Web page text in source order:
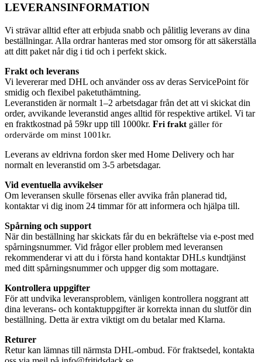
LEVERANSINFORMATION
Vi strävar alltid efter att erbjuda snabb och pålitlig leverans av dina
beställningar. Alla ordrar hanteras med stor omsorg för att säkerställa
att ditt paket når dig i tid och i perfekt skick.
Frakt och leverans
Vi levererar med DHL och använder oss av deras ServicePoint för
smidig och flexibel paketuthämtning.
Leveranstiden är normalt 1–2 arbetsdagar från det att vi skickat din
order, avvikande leveranstid anges alltid för respektive artikel. Vi tar
en fraktkostnad på 59kr upp till 1000kr. Fri frakt gäller för
ordervärde om minst 1001kr.
Leverans av eldrivna fordon sker med Home Delivery och har
normalt en leveranstid om 3-5 arbetsdagar.
Vid eventuella avvikelser
Om leveransen skulle försenas eller avvika från planerad tid,
kontaktar vi dig inom 24 timmar för att informera och hjälpa till.
Spårning och support
När din beställning har skickats får du en bekräftelse via e-post med
spårningsnummer. Vid frågor eller problem med leveransen
rekommenderar vi att du i första hand kontaktar DHLs kundtjänst
med ditt spårningsnummer och uppger dig som mottagare.
Kontrollera uppgifter
För att undvika leveransproblem, vänligen kontrollera noggrant att
dina leverans- och kontaktuppgifter är korrekta innan du slutför din
beställning. Detta är extra viktigt om du betalar med Klarna.
Returer
Retur kan lämnas till närmsta DHL-ombud. För fraktsedel, kontakta